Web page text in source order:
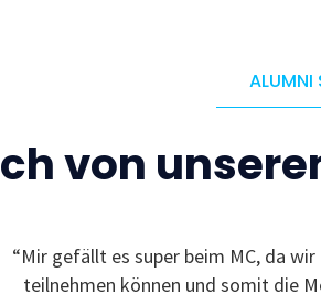
ALUMNI
von
“Mir gefällt es super beim MC, da
teilnehmen können und somit die